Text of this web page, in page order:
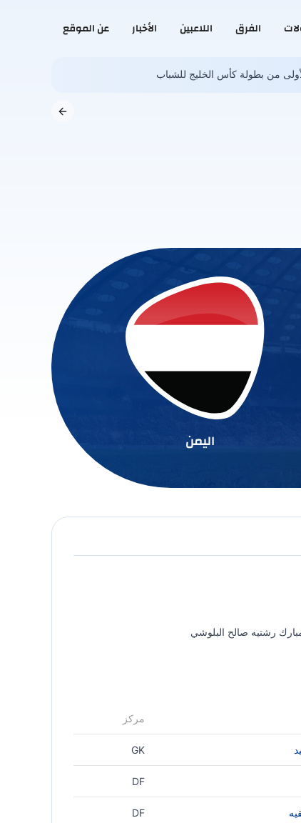
الفرق اللاعبين الأخبار عن الموقع
النسخة الأولى من بطولة كأس الخليج للشباب
اليمن
رشتيه صالح البلوشي
مركز
GK
DF
DF